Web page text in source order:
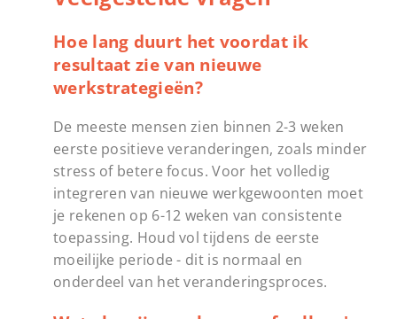
Hoe lang duurt het voordat ik
resultaat zie van nieuwe
werkstrategieën?
De meeste mensen zien binnen 2-3 weken
eerste positieve veranderingen, zoals minder
stress of betere focus. Voor het volledig
integreren van nieuwe werkgewoonten moet
je rekenen op 6-12 weken van consistente
toepassing. Houd vol tijdens de eerste
moeilijke periode - dit is normaal en
onderdeel van het veranderingsproces.